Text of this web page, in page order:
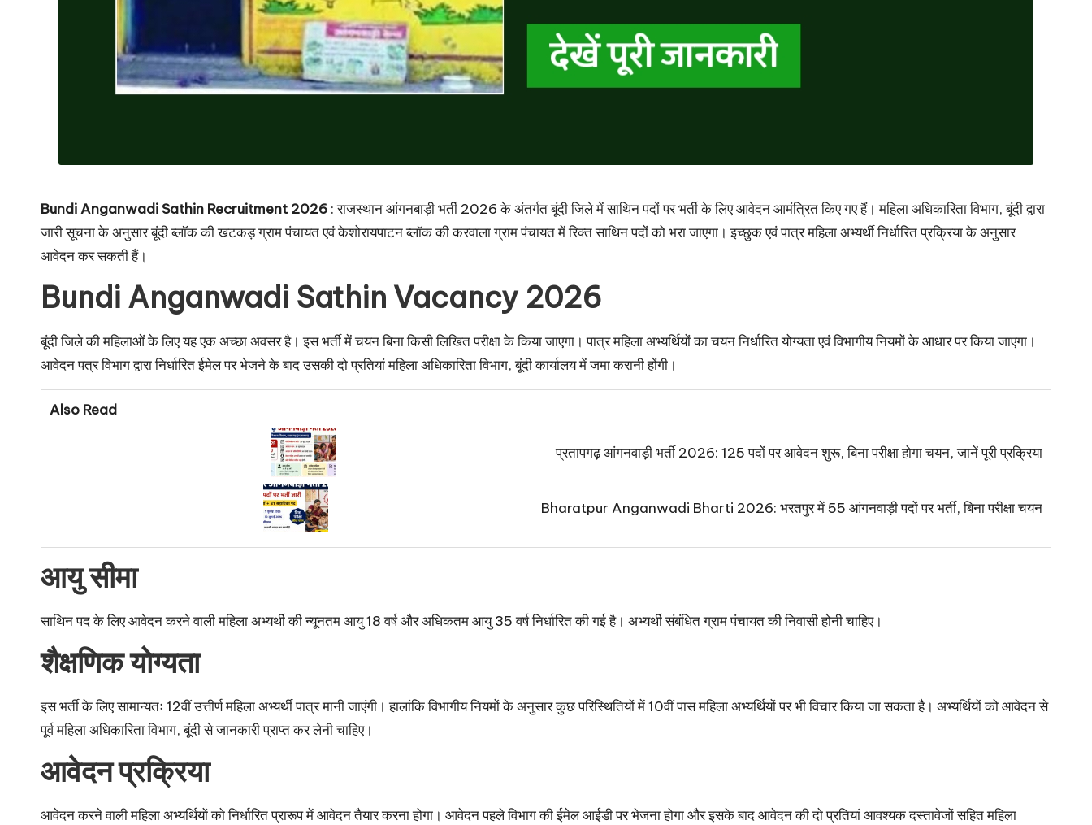
Bundi Anganwadi Sathin Recruitment 2026 : राजस्थान आंगनबाड़ी भर्ती 2026 के अंतर्गत बूंदी जिले में साथिन पदों पर भर्ती के लिए आवेदन आमंत्रित किए गए हैं। महिला अधिकारिता विभाग, बूंदी द्वारा
जारी सूचना के अनुसार बूंदी ब्लॉक की खटकड़ ग्राम पंचायत एवं केशोरायपाटन ब्लॉक की करवाला ग्राम पंचायत में रिक्त साथिन पदों को भरा जाएगा। इच्छुक एवं पात्र महिला अभ्यर्थी निर्धारित प्रक्रिया के अनुसार
आवेदन कर सकती हैं।
Bundi Anganwadi Sathin Vacancy 2026
बूंदी जिले की महिलाओं के लिए यह एक अच्छा अवसर है। इस भर्ती में चयन बिना किसी लिखित परीक्षा के किया जाएगा। पात्र महिला अभ्यर्थियों का चयन निर्धारित योग्यता एवं विभागीय नियमों के आधार पर किया जाएगा।
आवेदन पत्र विभाग द्वारा निर्धारित ईमेल पर भेजने के बाद उसकी दो प्रतियां महिला अधिकारिता विभाग, बूंदी कार्यालय में जमा करानी होंगी।
Also Read
प्रतापगढ़ आंगनवाड़ी भर्ती 2026: 125 पदों पर आवेदन शुरू, बिना परीक्षा होगा चयन, जानें पूरी प्रक्रिया
Bharatpur Anganwadi Bharti 2026: भरतपुर में 55 आंगनवाड़ी पदों पर भर्ती, बिना परीक्षा चयन
आयु सीमा
साथिन पद के लिए आवेदन करने वाली महिला अभ्यर्थी की न्यूनतम आयु 18 वर्ष और अधिकतम आयु 35 वर्ष निर्धारित की गई है। अभ्यर्थी संबंधित ग्राम पंचायत की निवासी होनी चाहिए।
शैक्षणिक योग्यता
इस भर्ती के लिए सामान्यतः 12वीं उत्तीर्ण महिला अभ्यर्थी पात्र मानी जाएंगी। हालांकि विभागीय नियमों के अनुसार कुछ परिस्थितियों में 10वीं पास महिला अभ्यर्थियों पर भी विचार किया जा सकता है। अभ्यर्थियों को आवेदन से
पूर्व महिला अधिकारिता विभाग, बूंदी से जानकारी प्राप्त कर लेनी चाहिए।
आवेदन प्रक्रिया
आवेदन करने वाली महिला अभ्यर्थियों को निर्धारित प्रारूप में आवेदन तैयार करना होगा। आवेदन पहले विभाग की ईमेल आईडी पर भेजना होगा और इसके बाद आवेदन की दो प्रतियां आवश्यक दस्तावेजों सहित महिला